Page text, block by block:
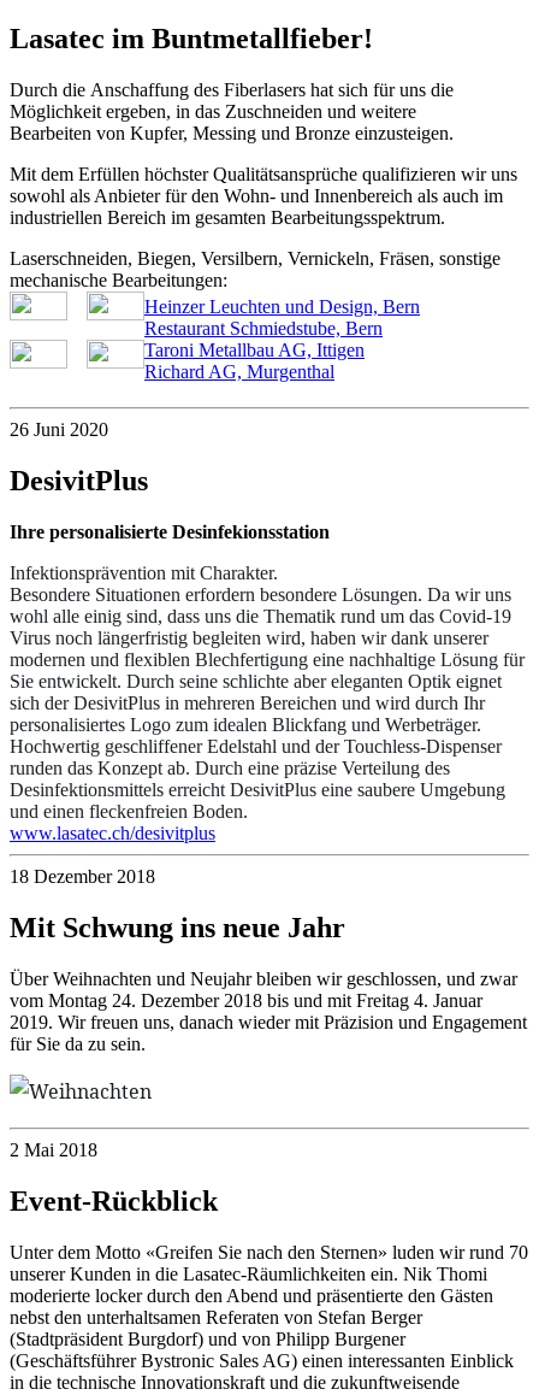
Lasatec im Buntmetallfieber!
Durch die Anschaffung des Fiberlasers hat sich für uns die
Möglichkeit ergeben, in das Zuschneiden und weitere
Bearbeiten von Kupfer, Messing und Bronze einzusteigen.
Mit dem Erfüllen höchster Qualitätsansprüche qualifizieren wir uns
sowohl als Anbieter für den Wohn- und Innenbereich als auch im
industriellen Bereich im gesamten Bearbeitungsspektrum.
Laserschneiden, Biegen, Versilbern, Vernickeln, Fräsen, sonstige
mechanische Bearbeitungen:
Heinzer Leuchten und Design, Bern
Restaurant Schmiedstube, Bern
Taroni Metallbau AG, Ittigen
Richard AG, Murgenthal
26 Juni 2020
DesivitPlus
Ihre personalisierte Desinfekionsstation
Infektionsprävention mit Charakter.
Besondere Situationen erfordern besondere Lösungen. Da wir uns
wohl alle einig sind, dass uns die Thematik rund um das Covid-19
Virus noch längerfristig begleiten wird, haben wir dank unserer
modernen und flexiblen Blechfertigung eine nachhaltige Lösung für
Sie entwickelt. Durch seine schlichte aber eleganten Optik eignet
sich der DesivitPlus in mehreren Bereichen und wird durch Ihr
personalisiertes Logo zum idealen Blickfang und Werbeträger.
Hochwertig geschliffener Edelstahl und der Touchless-Dispenser
runden das Konzept ab. Durch eine präzise Verteilung des
Desinfektionsmittels erreicht DesivitPlus eine saubere Umgebung
und einen fleckenfreien Boden.
www.lasatec.ch/desivitplus
18 Dezember 2018
Mit Schwung ins neue Jahr
Über Weihnachten und Neujahr bleiben wir geschlossen, und zwar
vom Montag 24. Dezember 2018 bis und mit Freitag 4. Januar
2019. Wir freuen uns, danach wieder mit Präzision und Engagement
für Sie da zu sein.
2 Mai 2018
Event-Rückblick
Unter dem Motto «Greifen Sie nach den Sternen» luden wir rund 70
unserer Kunden in die Lasatec-Räumlichkeiten ein. Nik Thomi
moderierte locker durch den Abend und präsentierte den Gästen
nebst den unterhaltsamen Referaten von Stefan Berger
(Stadtpräsident Burgdorf) und von Philipp Burgener
(Geschäftsführer Bystronic Sales AG) einen interessanten Einblick
in die technische Innovationskraft und die zukunftweisende